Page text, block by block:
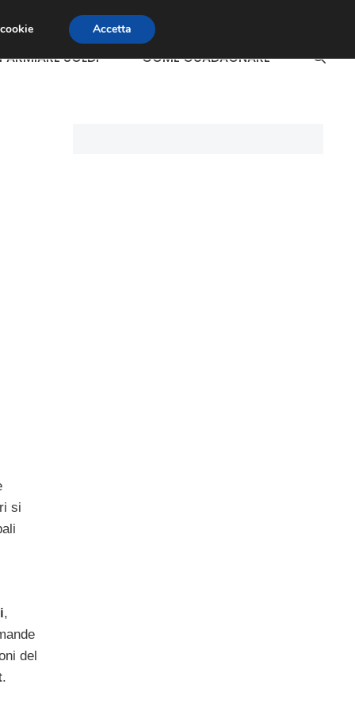
SOLDI COME GUADAGNARE
si
,
del
.
Accetta